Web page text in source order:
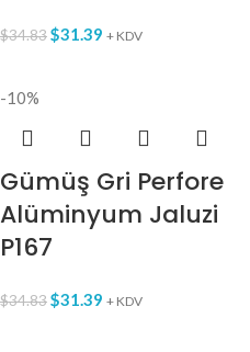
$34.83$31.39 + KDV
-10%
Gümüş Gri Perfore
Alüminyum Jaluzi
P167
$34.83$31.39 + KDV